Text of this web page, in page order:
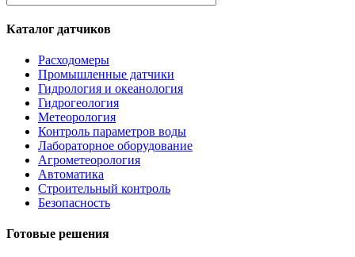
Каталог датчиков
Расходомеры
Промышленные датчики
Гидрология и океанология
Гидрогеология
Метеорология
Контроль параметров воды
Лабораторное оборудование
Агрометеорология
Автоматика
Строительный контроль
Безопасность
Готовые решения